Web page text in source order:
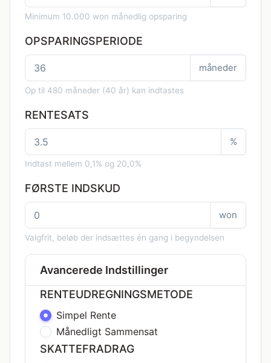
Minimum 10.000 won månedlig opsparing
OPSPARINGSPERIODE
måneder
Op til 480 måneder (40 år) kan indtastes
RENTESATS
%
Indtast mellem 0,1% og 20,0%
FØRSTE INDSKUD
won
Valgfrit, beløb der indsættes én gang i begyndelsen
Avancerede Indstillinger
RENTEUDREGNINGSMETODE
Simpel Rente
Månedligt Sammensat
SKATTEFRADRAG